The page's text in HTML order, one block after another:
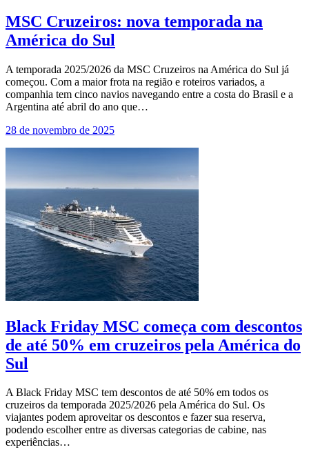
MSC Cruzeiros: nova temporada na
América do Sul
A temporada 2025/2026 da MSC Cruzeiros na América do Sul já
começou. Com a maior frota na região e roteiros variados, a
companhia tem cinco navios navegando entre a costa do Brasil e a
Argentina até abril do ano que…
28 de novembro de 2025
Black Friday MSC começa com descontos
de até 50% em cruzeiros pela América do
Sul
A Black Friday MSC tem descontos de até 50% em todos os
cruzeiros da temporada 2025/2026 pela América do Sul. Os
viajantes podem aproveitar os descontos e fazer sua reserva,
podendo escolher entre as diversas categorias de cabine, nas
experiências…